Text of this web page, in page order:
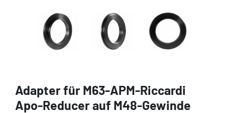
Adapter für M63-APM-Riccardi
Apo-Reducer auf M48-Gewinde